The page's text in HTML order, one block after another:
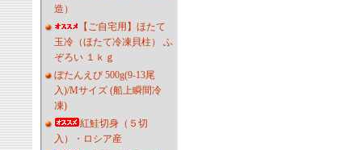
造）
【ご自宅用】ほたて
玉冷（ほたて冷凍貝柱） ふ
ぞろい １ｋｇ
ぼたんえび 500g(9-13尾
入)/Mサイズ (船上瞬間冷
凍)
紅鮭切身（５切
入）・ロシア産